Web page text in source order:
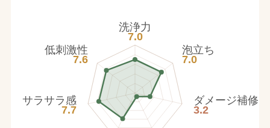
洗浄力
7.0
泡立ち
7.0
ダメージ補修
3.2
サラサラ感
7.7
低刺激性
7.6